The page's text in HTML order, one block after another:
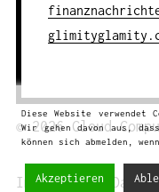
a
c
© 2026Cloud
Impressum|
Diese Website verwendet
Wir gehen davon aus,
können sich abmelden,
Akzeptieren